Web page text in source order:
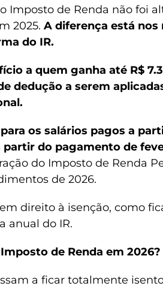
Imposto de Renda não foi
2025. A diferença está
do IR.
a quem ganha até R$
dedução a serem
os salários pagos a
do pagamento de
do Imposto de Renda
de 2026.
direito à isenção, como
anual do IR.
de Renda em 2026?
a ficar totalmente